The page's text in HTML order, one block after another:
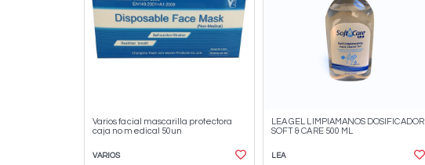
Varios facial mascarilla protectora
caja no medical 50un
VARIOS
LEA GEL LIMPIAMANOS DOSIFICADOR
SOFT & CARE 500 ML
LEA